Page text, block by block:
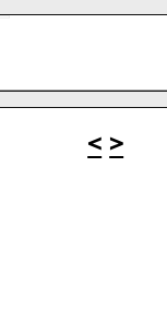
< >